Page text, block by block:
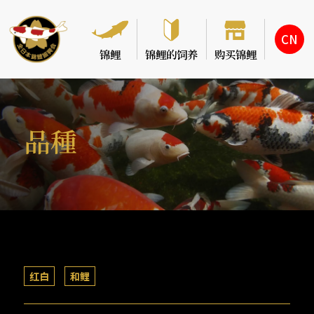
锦鲤 锦鲤的饲养 购买锦鲤
CN
品種
红白 和鲤